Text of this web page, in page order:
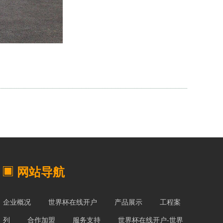
网站导航
企业概况 世界杯在线开户 产品展示
工程案
列
合作加盟 服务支持 世界杯在线开户-世界